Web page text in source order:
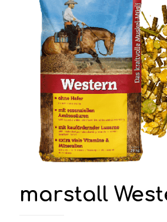
marstall